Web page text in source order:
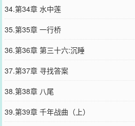
34.第34章 水中莲
35.第35章 一行桥
36.第36章 第三十六:沉睡
37.第37章 寻找答案
38.第38章 八尾
39.第39章 千年战曲（上）